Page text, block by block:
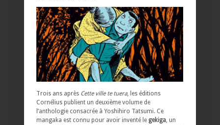
Trois ans après Cette ville te tuera, les éditions
Cornélius publient un deuxième volume de
l’anthologie consacrée à Yoshihiro Tatsumi. Ce
mangaka est connu pour avoir inventé le gekiga, un